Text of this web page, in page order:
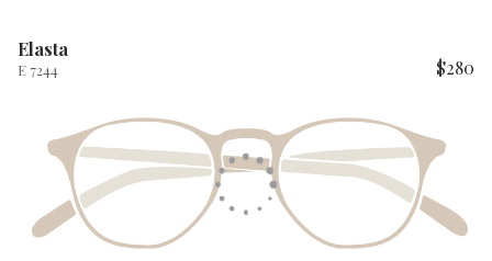
Elasta
E 7244 $280